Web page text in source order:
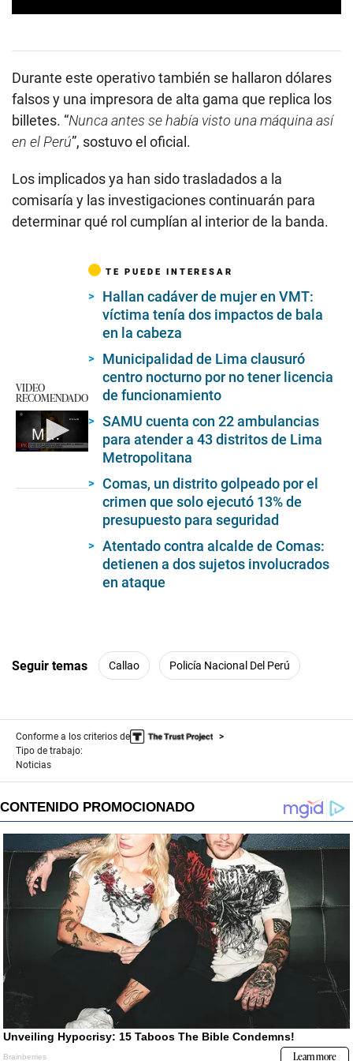
o
n
d
s
o
5
i
n
u
t
e
Durante este operativo también se hallaron dólares
falsos y una impresora de alta gama que replica los
billetes. “Nunca antes se había visto una máquina así
en el Perú”, sostuvo el oficial.
Los implicados ya han sido trasladados a la
comisaría y las investigaciones continuarán para
determinar qué rol cumplían al interior de la banda.
VIDEO
RECOMENDADO
Mujer taxista denuncia agresión por parte de pasajero
TE PUEDE INTERESAR
Hallan cadáver de mujer en VMT:
víctima tenía dos impactos de bala
en la cabeza
Municipalidad de Lima clausuró
centro nocturno por no tener licencia
de funcionamiento
SAMU cuenta con 22 ambulancias
para atender a 43 distritos de Lima
Metropolitana
Comas, un distrito golpeado por el
crimen que solo ejecutó 13% de
presupuesto para seguridad
Atentado contra alcalde de Comas:
detienen a dos sujetos involucrados
en ataque
Seguir temas Callao Policía Nacional Del Perú
Conforme a los criterios de
Tipo de trabajo:
Noticias